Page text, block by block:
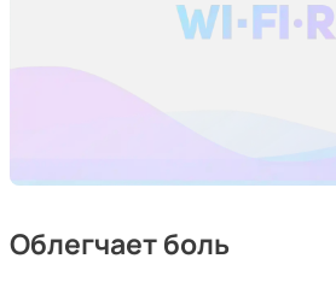
Облегчает боль